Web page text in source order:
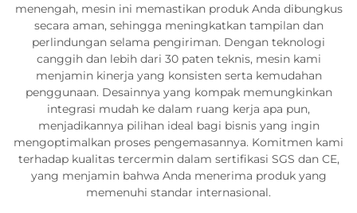
menengah, mesin ini memastikan produk Anda dibungkus
secara aman, sehingga meningkatkan tampilan dan
perlindungan selama pengiriman. Dengan teknologi
canggih dan lebih dari 30 paten teknis, mesin kami
menjamin kinerja yang konsisten serta kemudahan
penggunaan. Desainnya yang kompak memungkinkan
integrasi mudah ke dalam ruang kerja apa pun,
menjadikannya pilihan ideal bagi bisnis yang ingin
mengoptimalkan proses pengemasannya. Komitmen kami
terhadap kualitas tercermin dalam sertifikasi SGS dan CE,
yang menjamin bahwa Anda menerima produk yang
memenuhi standar internasional.